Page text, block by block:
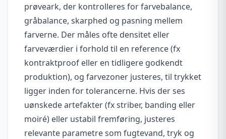
prøveark, der kontrolleres for farvebalance,
gråbalance, skarphed og pasning mellem
farverne. Der måles ofte densitet eller
farveværdier i forhold til en reference (fx
kontraktproof eller en tidligere godkendt
produktion), og farvezoner justeres, til trykket
ligger inden for tolerancerne. Hvis der ses
uønskede artefakter (fx striber, banding eller
moiré) eller ustabil fremføring, justeres
relevante parametre som fugtevand, tryk og